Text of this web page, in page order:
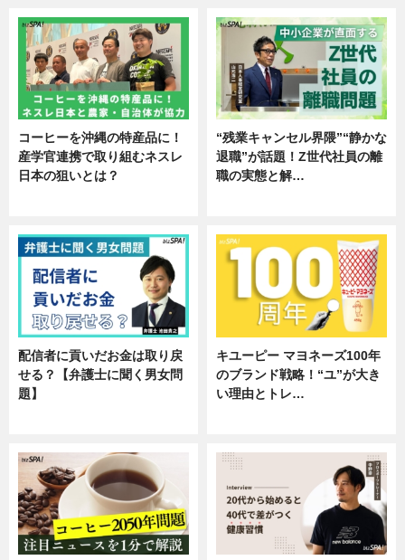
コーヒーを沖縄の特産品に！
産学官連携で取り組むネスレ
日本の狙いとは？
“残業キャンセル界隈”“静かな
退職”が話題！Z世代社員の離
職の実態と解…
配信者に貢いだお金は取り戻
せる？【弁護士に聞く男女問
題】
キユーピー マヨネーズ100年
のブランド戦略！“ユ”が大き
い理由とトレ…